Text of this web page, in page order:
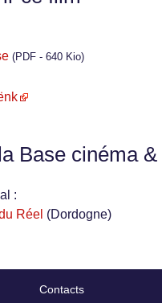
(PDF - 640 Kio)
Base cinéma
:
Réel (Dordogne)
Contacts